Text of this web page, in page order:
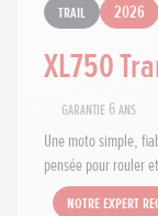
Notre expert
Trail 2026
XL750
Garantie 6 ans
Une moto simple,
pensée pour rouler